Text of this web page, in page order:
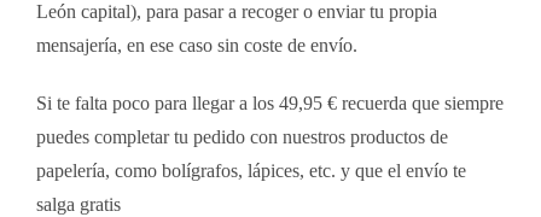
León capital), para pasar a recoger o enviar tu propia
mensajería, en ese caso sin coste de envío.
Si te falta poco para llegar a los 49,95 € recuerda que siempre
puedes completar tu pedido con nuestros productos de
papelería, como bolígrafos, lápices, etc. y que el envío te
salga gratis